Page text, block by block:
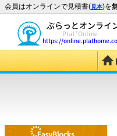
会員はオンラインで見積書(見本)を